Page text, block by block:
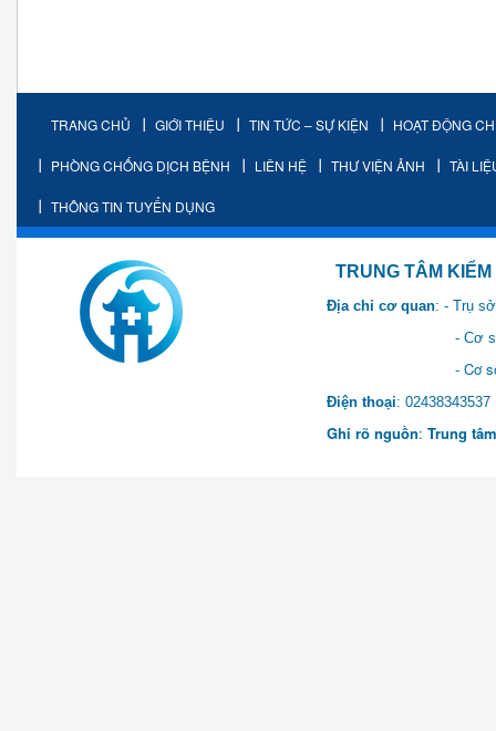
TRANG CHỦ GIỚI THIỆU TIN TỨC – SỰ KIỆN HOẠT ĐỘNG
PHÒNG CHỐNG DỊCH BỆNH LIÊN HỆ THƯ VIỆN ẢNH TÀI
THÔNG TIN TUYỂN DỤNG
TRUNG TÂM KIỂM SOÁT
Địa chỉ cơ quan: - Trụ
- Cơ sở 2: Khu Hành
- Cơ sở 3: Số 1 Ngõ 2
Điện thoại:
Ghi rõ nguồn: Trung